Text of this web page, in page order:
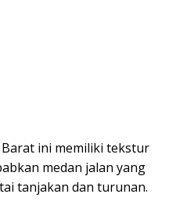
ini memiliki tekstur
medan jalan yang
tanjakan dan turunan.